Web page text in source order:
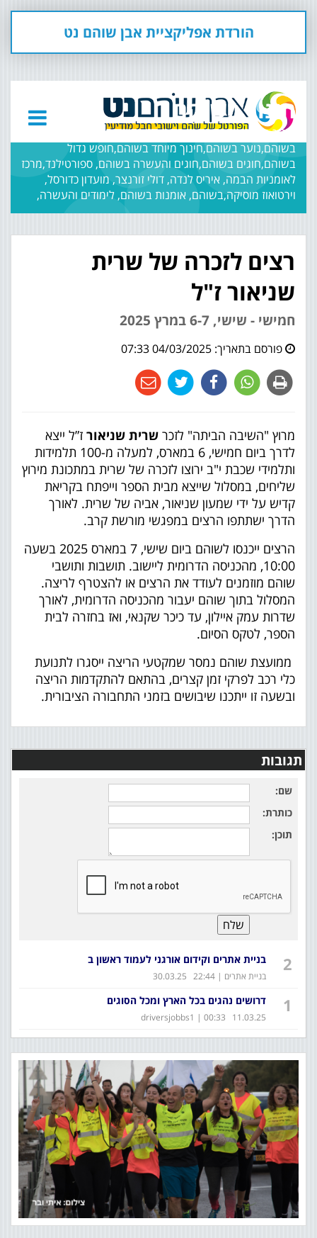
הורדת אפליקציית אבן שוהם נט
חינוך בשוהם
חינוך בשוהם,בתי ספר בשוהם,גנים בשוהם,מחלקת החינוך
בשוהם,נוער בשוהם,חינוך מיוחד בשוהם,חופש גדול
בשוהם,חוגים בשוהם,חוגים והעשרה בשוהם, ספורטילנד,מרכז
לאומניות הבמה, איריס לנדה, דולי זורנצר, מועדון כדורסל,
וירטואוז מוסיקה,בשוהם, אומנות בשוהם, לימודים והעשרה,
רצים לזכרה של שרית
שניאור ז"ל
חמישי - שישי, 6-7 במרץ 2025
פורסם בתאריך: 04/03/2025 07:33
מרוץ "השיבה הביתה" לזכר שרית שניאור ז”ל ייצא
לדרך ביום חמישי, 6 במארס, למעלה מ-100 תלמידות
ותלמידי שכבת י"ב ירוצו לזכרה של שרית במתכונת מירוץ
שליחים, במסלול שייצא מבית הספר וייפתח בקריאת
קדיש על ידי שמעון שניאור, אביה של שרית. לאורך
הדרך ישתתפו הרצים במפגשי מורשת קרב.
הרצים ייכנסו לשוהם ביום שישי, 7 במארס 2025 בשעה
10:00, מהכניסה הדרומית ליישוב. תושבות ותושבי
שוהם מוזמנים לעודד את הרצים או להצטרף לריצה.
המסלול בתוך שוהם יעבור מהכניסה הדרומית, לאורך
שדרות עמק איילון, עד כיכר שקנאי, ואז בחזרה לבית
הספר, לטקס הסיום.
ממועצת שוהם נמסר שמקטעי הריצה ייסגרו לתנועת
כלי רכב לפרקי זמן קצרים, בהתאם להתקדמות הריצה
ובשעה זו ייתכנו שיבושים בזמני התחבורה הציבורית.
תגובות
שם:
כותרת:
תוכן:
2 בניית אתרים וקידום אורגני לעמוד ראשון ב
בניית אתרים | 22:44 30.03.25
1 דרושים נהגים בכל הארץ ומכל הסוגים
driversjobbs1 | 00:33 11.03.25